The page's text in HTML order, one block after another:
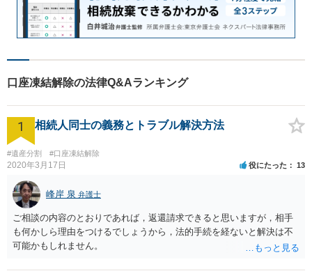
口座凍結解除の法律Q&Aランキング
1 相続人同士の義務とトラブル解決方法
#遺産分割 #口座凍結解除
2020年3月17日 役にたった 13
峰岸 泉 弁護士
ご相談の内容のとおりであれば，返還請求できると思いますが，相手
も何かしら理由をつけるでしょうから，法的手続を経ないと解決は不
可能かもしれません。